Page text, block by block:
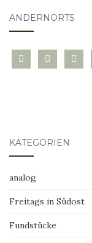
ANDERNORTS
bloglovininstagramtwitter
KATEGORIEN
analog
Freitags in Südost
Fundstücke